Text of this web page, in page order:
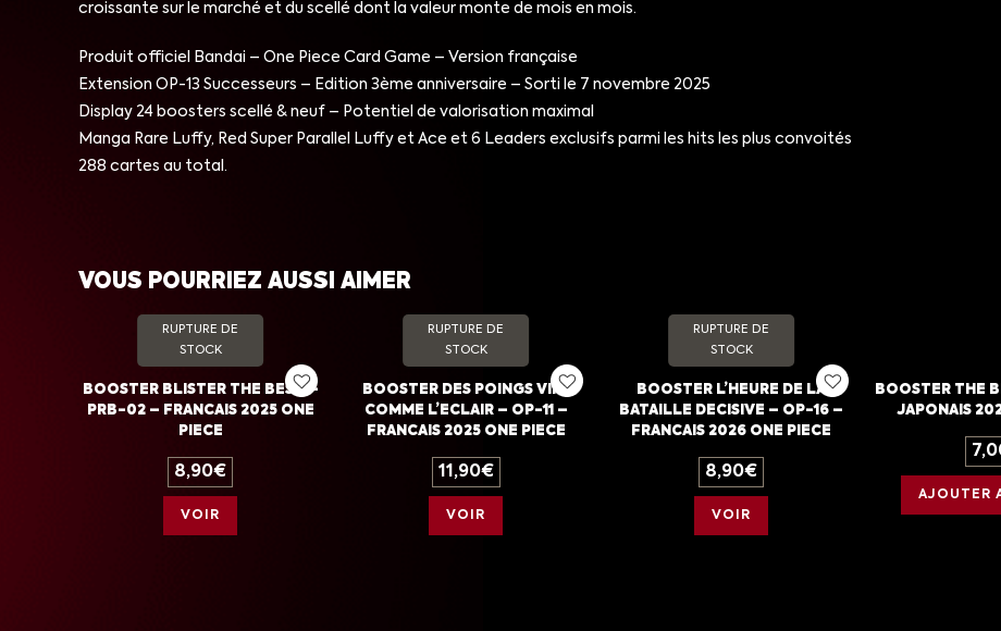
croissante sur le marché et du scellé dont la valeur monte de mois en mois.
Produit officiel Bandai – One Piece Card Game – Version française
Extension OP-13 Successeurs – Edition 3ème anniversaire – Sorti le 7 novembre 2025
Display 24 boosters scellé & neuf – Potentiel de valorisation maximal
Manga Rare Luffy, Red Super Parallel Luffy et Ace et 6 Leaders exclusifs parmi les hits les plus convoités
288 cartes au total.
VOUS POURRIEZ AUSSI AIMER
RUPTURE DE
STOCK
BOOSTER BLISTER THE BEST –
PRB-02 – FRANCAIS 2025 ONE
PIECE
8,90€
VOIR
RUPTURE DE
STOCK
BOOSTER DES POINGS VIFS
COMME L’ECLAIR – OP-11 –
FRANCAIS 2025 ONE PIECE
11,90€
VOIR
RUPTURE DE
STOCK
BOOSTER L’HEURE DE LA
BATAILLE DECISIVE – OP-16 –
FRANCAIS 2026 ONE PIECE
8,90€
VOIR
BOOSTER THE
JAPONAIS
AJOUTER